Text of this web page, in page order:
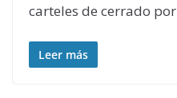
carteles de cerrado por
Leer más